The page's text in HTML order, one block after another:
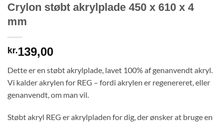
Crylon støbt akrylplade 450 x 610 x 4
mm
kr.139,00
Dette er en støbt akrylplade, lavet 100% af genanvendt akryl.
Vi kalder akrylen for REG – fordi akrylen er regenereret, eller
genanvendt, om man vil.
Støbt akryl REG er akrylpladen for dig, der ønsker at bruge en